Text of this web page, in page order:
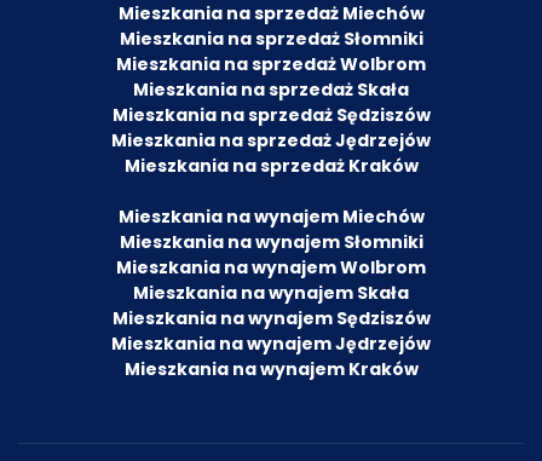
Mieszkania na sprzedaż Miechów
Mieszkania na sprzedaż Słomniki
Mieszkania na sprzedaż Wolbrom
Mieszkania na sprzedaż Skała
Mieszkania na sprzedaż Sędziszów
Mieszkania na sprzedaż Jędrzejów
Mieszkania na sprzedaż Kraków
Mieszkania na wynajem Miechów
Mieszkania na wynajem Słomniki
Mieszkania na wynajem Wolbrom
Mieszkania na wynajem Skała
Mieszkania na wynajem Sędziszów
Mieszkania na wynajem Jędrzejów
Mieszkania na wynajem Kraków